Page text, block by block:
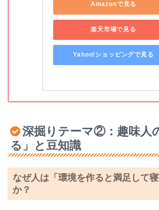
Amazonで見る
楽天市場で見る
Yahoo!ショッピングで見る
深掘りテーマ②：趣味人
る」と豆知識
なぜ人は「環境を作ると満足して
か？